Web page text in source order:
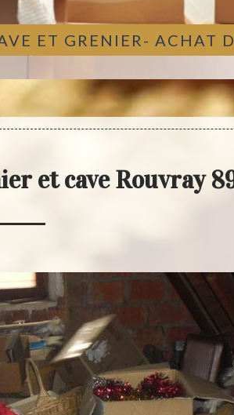
ET GRENIER- ACHAT
et cave Rouvray